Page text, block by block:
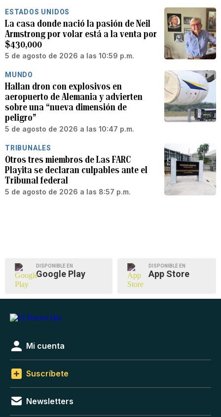
ESTADOS UNIDOS
La casa donde nació la pasión de Neil
Armstrong por volar está a la venta por
$430,000
5 de agosto de 2026 a las 10:59 p.m.
MUNDO
Hallan dron con explosivos en
aeropuerto de Alemania y advierten
sobre una “nueva dimensión de
peligro”
5 de agosto de 2026 a las 10:47 p.m.
TRIBUNALES
Otros tres miembros de Las FARC
Playita se declaran culpables ante el
Tribunal federal
5 de agosto de 2026 a las 8:57 p.m.
DISPONIBLE EN
Google Play
DISPONIBLE EN
App Store
Mi cuenta
Suscríbete
Newsletters